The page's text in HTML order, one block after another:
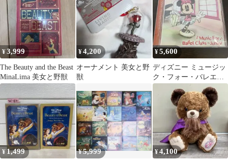
¥3,999
The Beauty and the Beast
MinaLima 美女と野獣
¥4,200
オーナメント 美女と野
獣
¥5,600
ディズニー ミュージッ
ク・フォー・バレエ・
クラス ジュニア CD
¥1,499 ¥5,999 ¥4,100